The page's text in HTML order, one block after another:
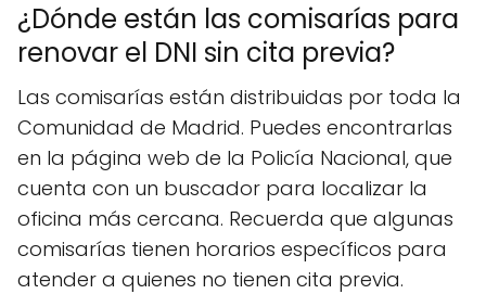
¿Dónde están las comisarías para
renovar el DNI sin cita previa?
Las comisarías están distribuidas por toda la
Comunidad de Madrid. Puedes encontrarlas
en la página web de la Policía Nacional, que
cuenta con un buscador para localizar la
oficina más cercana. Recuerda que algunas
comisarías tienen horarios específicos para
atender a quienes no tienen cita previa.